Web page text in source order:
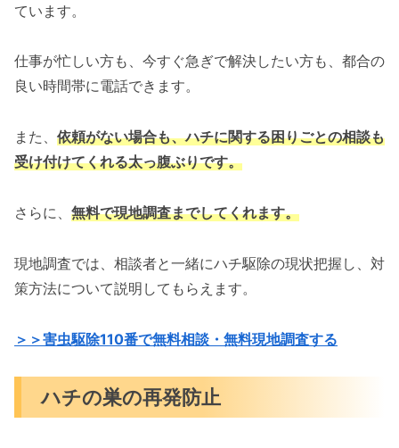
ています。
仕事が忙しい方も、今すぐ急ぎで解決したい方も、都合の
良い時間帯に電話できます。
また、 依頼がない場合も、ハチに関する困りごとの相談も
受け付けてくれる太っ腹ぶりです。
さらに、 無料で現地調査までしてくれます。
現地調査では、相談者と一緒にハチ駆除の現状把握し、対
策方法について説明してもらえます。
＞＞害虫駆除110番で無料相談・無料現地調査する
ハチの巣の再発防止